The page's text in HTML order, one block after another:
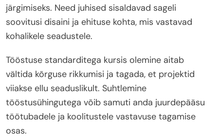
järgimiseks. Need juhised sisaldavad sageli
soovitusi disaini ja ehituse kohta, mis vastavad
kohalikele seadustele.
Tööstuse standarditega kursis olemine aitab
vältida kõrguse rikkumisi ja tagada, et projektid
viiakse ellu seaduslikult. Suhtlemine
tööstusühingutega võib samuti anda juurdepääsu
töötubadele ja koolitustele vastavuse tagamise
osas.